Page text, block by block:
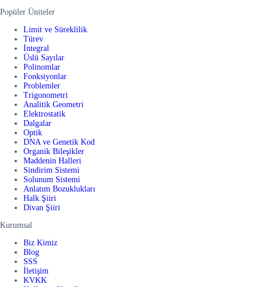
Popüler Üniteler
Limit ve Süreklilik
Türev
İntegral
Üslü Sayılar
Polinomlar
Fonksiyonlar
Problemler
Trigonometri
Analitik Geometri
Elektrostatik
Dalgalar
Optik
DNA ve Genetik Kod
Organik Bileşikler
Maddenin Halleri
Sindirim Sistemi
Solunum Sistemi
Anlatım Bozuklukları
Halk Şiiri
Divan Şiiri
Kurumsal
Biz Kimiz
Blog
SSS
İletişim
KVKK